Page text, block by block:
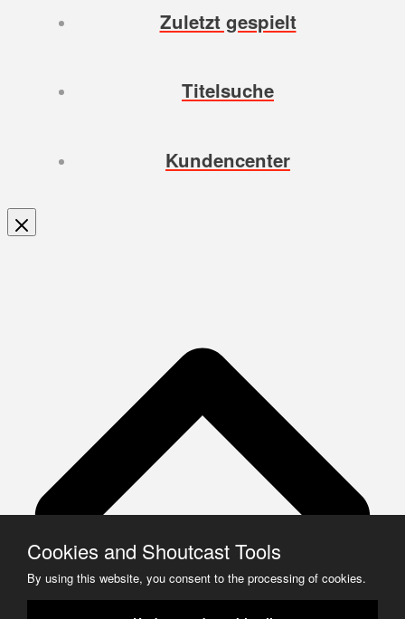
Zuletzt gespielt
Titelsuche
Kundencenter
Cookies and Shoutcast Tools
By using this website, you consent to the processing of cookies.